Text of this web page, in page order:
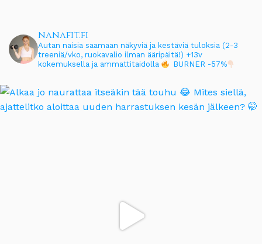
nanafit.fi
Autan naisia saamaan näkyviä ja kestäviä tuloksia (2-3
treeniä/vko, ruokavalio ilman ääripäitä!) +13v
kokemuksella ja ammattitaidolla
BURNER -57%